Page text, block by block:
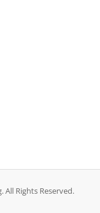
Rights Reserved.